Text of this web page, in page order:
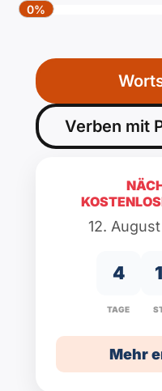
0%
Verben mit
12.
4
TAGE
Mehr